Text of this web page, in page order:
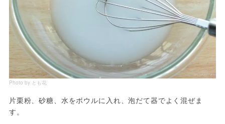
Photo by とも花
片栗粉、砂糖、水をボウルに入れ、泡だて器でよく混ぜま
す。